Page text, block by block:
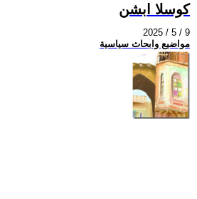
كوسلا ابشن
2025 / 5 / 9
مواضيع وابحاث سياسية